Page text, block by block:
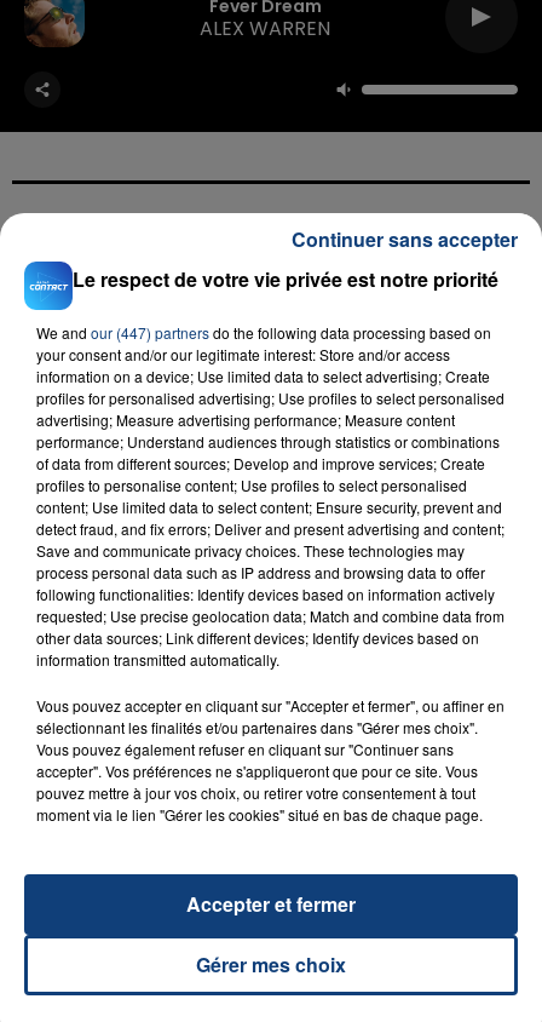
Fever Dream
ALEX WARREN
23 juillet 2026
INCENDIE MORTEL À LENS : UNE FEMME ET
SON BÉBÉ ENTRE LA VIE ET LA...
Un homme s'est immolé par le feu après avoir
aspergé sa compagne et leur bébé de trois mois
d'un liquide inflammable.
20 juillet 2026
UNE ADOLESCENTE DEVANT SE FAIRE
La famille a porté plainte contre la clinique qui a
reconnu sa responsabilité et présenté ses
TITRES DIFFUSÉS
Le respect de votre vie privée est notre priorité
We and our (447) partnersdo the following data processing based on
your consent and/or our legitimate interest: Store and/or access
information on a device; Use limited data to select advertising; Create
profiles for personalised advertising; Use profiles to select personalised
advertising; Measure advertising performance; Measure content
performance; Understand audiences through statistics or combinations
of data from different sources; Develop and improve services; Create
profiles to personalise content; Use profiles to select personalised
content; Use limited data to select content; Ensure security, prevent and
detect fraud, and fix errors; Deliver and present advertising and content;
Save and communicate privacy choices. These technologies may
process personal data such as IP address and browsing data to offer
following functionalities: Identify devices based on information actively
requested; Use precise geolocation data; Match and combine data from
other data sources; Link different devices; Identify devices based on
information transmitted automatically.
Vous pouvez accepter en cliquant sur "Accepter et fermer", ou affiner en
sélectionnant les finalités et/ou partenaires dans "Gérer mes choix".
Vous pouvez également refuser en cliquant sur "Continuer sans
accepter". Vos préférences ne s'appliqueront que pour ce site. Vous
pouvez mettre à jour vos choix, ou retirer votre consentement à tout
moment via le lien "Gérer les cookies" situé en bas de chaque page.
Gérer mes choix
Accepter et fermer
Continuer sans accepter